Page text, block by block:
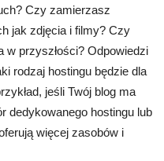
Czy zamierzasz
jak zdjęcia i filmy? Czy
w przyszłości? Odpowiedzi
rodzaj hostingu będzie dla
jeśli Twój blog ma
dedykowanego hostingu lub
więcej zasobów i